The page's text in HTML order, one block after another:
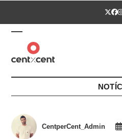
Open
mobile
menu
Close
mobile
menu
CentperCent_Admin